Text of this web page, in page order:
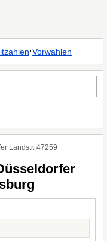
·Vorwahlen
Landstr. 47259